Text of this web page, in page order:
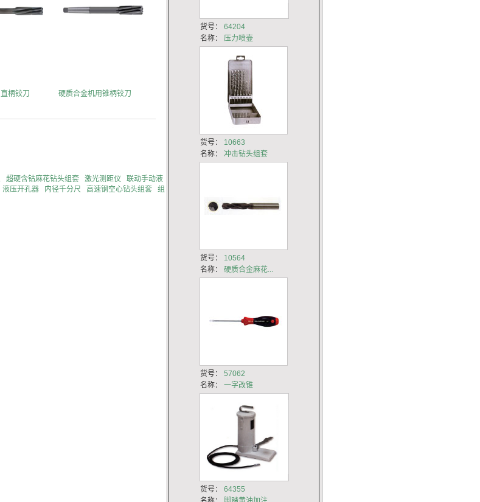
柄铰刀 硬质合金机用锥柄铰刀
超硬含钴麻花钻头组套 激光测距仪
联动手动液
液压开孔器 内径千分尺 高速钢空心钻头组套
组
货号： 64204
名称：
压力喷壶
货号：
10663
名称：
冲击钻头组套
货号：
10564
名称： 硬质合金麻花...
货号： 57062
名称： 一字改锥
货号： 64355